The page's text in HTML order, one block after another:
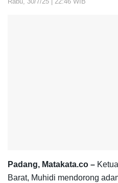
Padang, Matakata.co –
Barat, Muhidi mendorong